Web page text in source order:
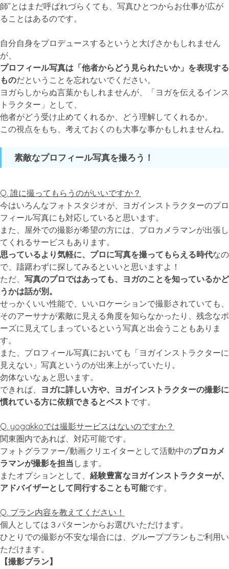
師”とはまだ呼ばれづらくても、写真ひとつからお仕事が広が
ることはあるのです。
自分自身をプロデュースするというと大げさかもしれません
が、
プロフィール写真は「他者からどう見られたいか」を表現する
ものだということを忘れないでください。
ヨガらしからぬ言葉かもしれませんが、「ヨガを伝えるインス
トラクター」として、
他者がどう受け止めてくれるか、どう理解してくれるか。
この視点をもち、考えておくのも大事な事かもしれませんね。
素敵なプロフィール写真を撮ろう！
Q. 誰に撮ってもらうのがいいですか？
今はいろんなフォトスタジオが、ヨガインストラクターのプロ
フィール写真にも対応していると思います。
また、屋外での撮影が希望の方には、プロカメラマンが出張し
てくれるサービスもあります。
思っているより気軽に、プロに写真を撮ってもらえる時代なの
で、躊躇わずに探してみるといいと思いますよ！
ただ、 写真のプロではあっても、ヨガのことを知っているかど
うかは話が別。
せっかくいい性能で、いいロケーションで撮影されていても、
そのアーサナが素敵に見える角度を知らなかったり、残念なポ
ーズに見えてしまっているという写真と出会うこともありま
す。
また、プロフィール写真においても「ヨガインストラクターに
見えない」写真というのが出来上がっていたり。
勿体ないなぁと思います。
できれば、 ヨガに詳しい方や、ヨガインストラクターの撮影に
慣れている方に依頼できるとベスト です。
Q. yogakkoでは撮影サービスはないのですか？
関東圏内であれば、対応可能です。
フォトグラファー/動画クリエイターとして活動中のプロカメ
ラマンが撮影を担当 します。
またオプションとして、 経験豊富なヨガインストラクターが、
アドバイザーとして同行することも可能です。
Q. プラン内容を教えてください！
個人としては３パターンからお選びいただけます。
ひとりでの撮影が不安な場合には、グループプランもご利用い
ただけます。
【撮影プラン】